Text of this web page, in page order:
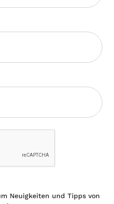
Neuigkeiten und Tipps von